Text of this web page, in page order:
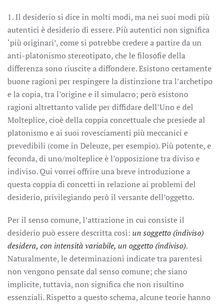
1. Il desiderio si dice in molti modi, ma nei suoi modi più
autentici è desiderio di essere. Più autentici non significa
‘più originari’, come si potrebbe credere a partire da un
anti-platonismo stereotipato, che le filosofie della
differenza sono riuscite a diffondere. Esistono certamente
buone ragioni per respingere la distinzione tra l’archetipo
e la copia, tra l’origine e il simulacro; però esistono
ragioni altrettanto valide per diffidare dell’Uno e del
Molteplice, cioè della coppia concettuale che presiede al
platonismo e ai suoi rovesciamenti più meccanici e
prevedibili (come in Deleuze, per esempio). Più potente, e
feconda, di uno/molteplice è l’opposizione tra diviso e
indiviso. Qui vorrei offrire una breve introduzione a
questa coppia di concetti in relazione ai problemi del
desiderio, privilegiando però il versante dell’oggetto.
Per il senso comune, l’attrazione in cui consiste il
desiderio può essere descritta così: un soggetto (indiviso)
desidera, con intensità variabile, un oggetto (indiviso).
Naturalmente, le determinazioni indicate tra parentesi
non vengono pensate dal senso comune; che siano
implicite, tuttavia, non significa che non risultino
essenziali. Rispetto a questo schema, alcune teorie hanno